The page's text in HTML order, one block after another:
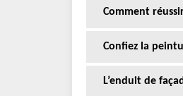
Comment
Confiez la
L’enduit de